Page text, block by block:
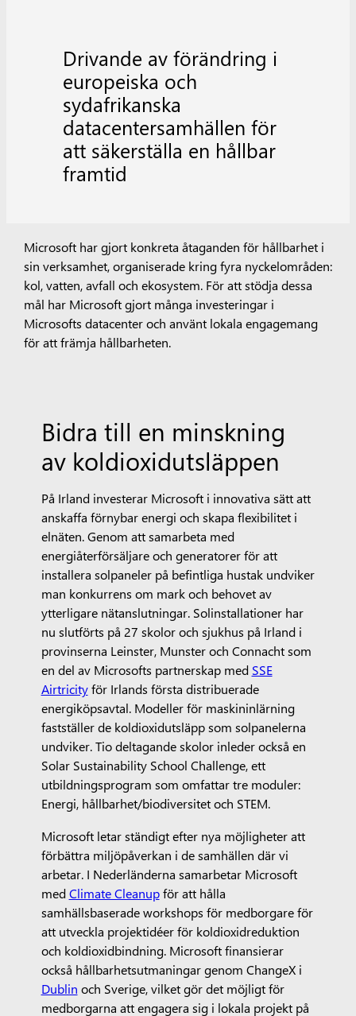
Drivande av förändring i
europeiska och
sydafrikanska
datacentersamhällen för
att säkerställa en hållbar
framtid
Microsoft har gjort konkreta åtaganden för hållbarhet i
sin verksamhet, organiserade kring fyra nyckelområden:
kol, vatten, avfall och ekosystem. För att stödja dessa
mål har Microsoft gjort många investeringar i
Microsofts datacenter och använt lokala engagemang
för att främja hållbarheten.
Bidra till en minskning
av koldioxidutsläppen
På Irland investerar Microsoft i innovativa sätt att
anskaffa förnybar energi och skapa flexibilitet i
elnäten. Genom att samarbeta med
energiåterförsäljare och generatorer för att
installera solpaneler på befintliga hustak undviker
man konkurrens om mark och behovet av
ytterligare nätanslutningar. Solinstallationer har
nu slutförts på 27 skolor och sjukhus på Irland i
provinserna Leinster, Munster och Connacht som
en del av Microsofts partnerskap med SSE
Airtricityför Irlands första distribuerade
energiköpsavtal. Modeller för maskininlärning
fastställer de koldioxidutsläpp som solpanelerna
undviker. Tio deltagande skolor inleder också en
Solar Sustainability School Challenge, ett
utbildningsprogram som omfattar tre moduler:
Energi, hållbarhet/biodiversitet och STEM.
Microsoft letar ständigt efter nya möjligheter att
förbättra miljöpåverkan i de samhällen där vi
arbetar. I Nederländerna samarbetar Microsoft
medClimate Cleanupför att hålla
samhällsbaserade workshops för medborgare för
att utveckla projektidéer för koldioxidreduktion
och koldioxidbindning. Microsoft finansierar
också hållbarhetsutmaningar genom ChangeX i
Dublin och Sverige, vilket gör det möjligt för
medborgarna att engagera sig i lokala projekt på